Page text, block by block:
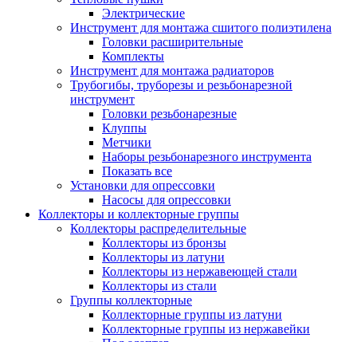
Электрические
Инструмент для монтажа сшитого полиэтилена
Головки расширительные
Комплекты
Инструмент для монтажа радиаторов
Трубогибы, труборезы и резьбонарезной
инструмент
Головки резьбонарезные
Клуппы
Метчики
Наборы резьбонарезного инструмента
Показать все
Установки для опрессовки
Насосы для опрессовки
Коллекторы и коллекторные группы
Коллекторы распределительные
Коллекторы из бронзы
Коллекторы из латуни
Коллекторы из нержавеющей стали
Коллекторы из стали
Группы коллекторные
Коллекторные группы из латуни
Коллекторные группы из нержавейки